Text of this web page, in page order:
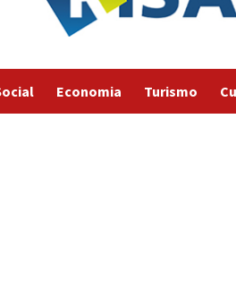
Economia Turismo